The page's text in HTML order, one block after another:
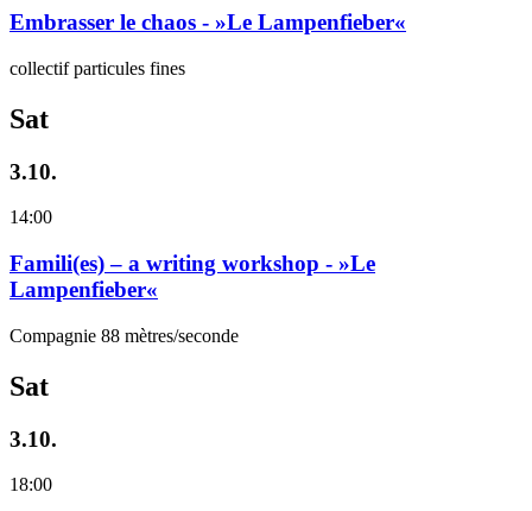
Embrasser le chaos - »Le Lampenfieber«
collectif particules fines
Sat
3.10.
14:00
Famili(es) – a writing workshop - »Le
Lampenfieber«
Compagnie 88 mètres/seconde
Sat
3.10.
18:00